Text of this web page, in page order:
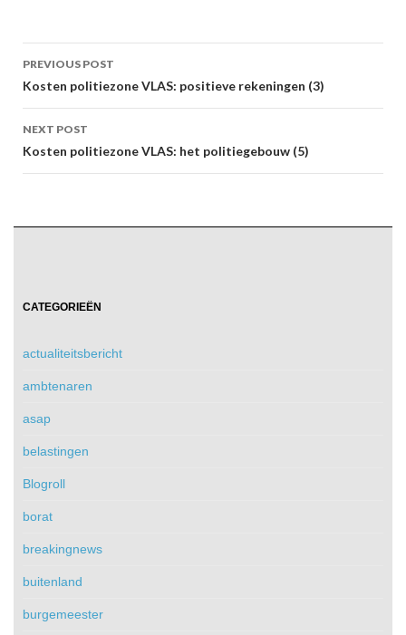
Post
navigation
PREVIOUS POST
Kosten politiezone VLAS: positieve rekeningen (3)
NEXT POST
Kosten politiezone VLAS: het politiegebouw (5)
CATEGORIEËN
actualiteitsbericht
ambtenaren
asap
belastingen
Blogroll
borat
breakingnews
buitenland
burgemeester